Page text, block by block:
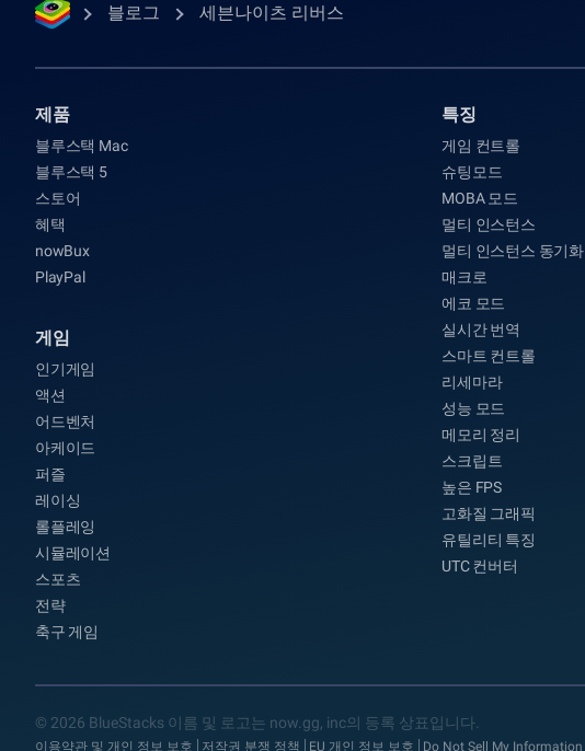
블로그 세븐나이츠 리버스
제품
블루스택 Mac
블루스택 5
스토어
혜택
nowBux
PlayPal
게임
인기게임
액션
어드벤처
아케이드
퍼즐
레이싱
롤플레잉
시뮬레이션
스포츠
전략
축구 게임
특징
게임 컨트롤
슈팅모드
MOBA 모드
멀티 인스턴스
멀티 인스턴스 동기화
매크로
에코 모드
실시간 번역
스마트 컨트롤
리세마라
성능 모드
메모리 정리
스크립트
높은 FPS
고화질 그래픽
유틸리티 특징
UTC 컨버터
© 2026 BlueStacks 이름 및 로고는 now.gg, inc의 등록 상표입니다.
이용약관 및 개인 정보 보호 저작권 분쟁 정책 EU 개인 정보 보호 Do Not Sell My Information